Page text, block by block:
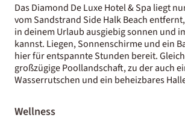
Das Diamond De Luxe Hotel & Spa liegt
vom Sandstrand Side Halk Beach
in deinem Urlaub ausgiebig sonnen und
kannst. Liegen, Sonnenschirme und ein
hier für entspannte Stunden bereit.
großzügige Poollandschaft, zu der auch
Wasserrutschen und ein beheizbares
Wellness